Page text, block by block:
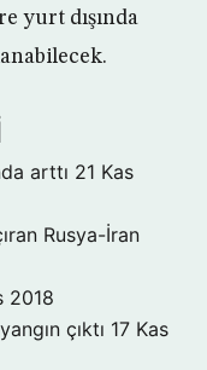
yurt dışında
arttı 21 Kas
Rusya-İran
2018
çıktı 17 Kas